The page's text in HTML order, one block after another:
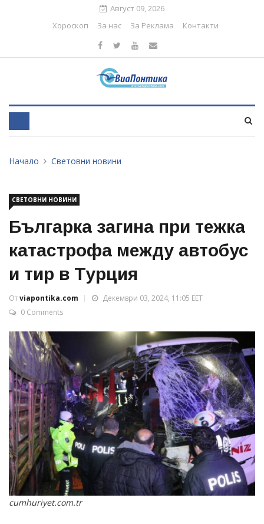
Август 09, 2026
Хороскоп
За нас За Реклама Контакти
Начало Световни новини
СВЕТОВНИ НОВИНИ
Българка загина при тежка
катастрофа между автобус
и тир в Турция
Отviapontika.com
Декември 03, 2024, 11:05 EET
0 Comments
cumhuriyet.com.tr